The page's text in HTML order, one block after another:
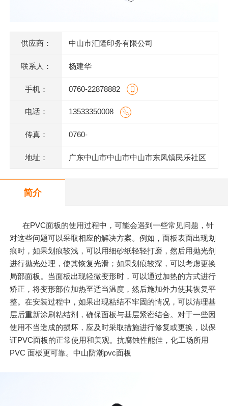
供应商： 中山市汇隆印务有限公司
联系人： 杨建华
手机： 0760-22878882
电话： 13533350008
传真： 0760-
地址： 广东中山市中山市中山市东凤镇民乐社区
简介
在PVC面板的使用过程中，可能会遇到一些常见问题，针
对这些问题可以采取相应的解决方案。例如，面板表面出现划
痕时，如果划痕较浅，可以用细砂纸轻轻打磨，然后用抛光剂
进行抛光处理，使其恢复光滑；如果划痕较深，可以考虑更换
局部面板。当面板出现轻微变形时，可以通过加热的方式进行
矫正，将变形部位加热至适当温度，然后施加外力使其恢复平
整。在安装过程中，如果出现粘结不牢固的情况，可以清理基
层后重新涂刷粘结剂，确保面板与基层紧密结合。对于一些因
使用不当造成的损坏，应及时采取措施进行修复或更换，以保
证PVC面板的正常使用和美观。抗腐蚀性能佳，化工场所用
PVC 面板更可靠。中山防潮pvc面板